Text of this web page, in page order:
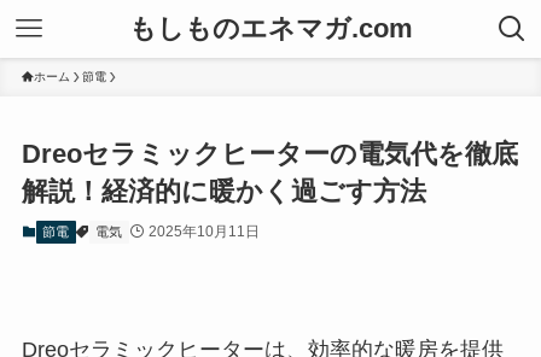
もしものエネマガ.com
ホーム 節電
Dreoセラミックヒーターの電気代を徹底
解説！経済的に暖かく過ごす方法
節電 電気 2025年10月11日
Dreoセラミックヒーターは、効率的な暖房を提供